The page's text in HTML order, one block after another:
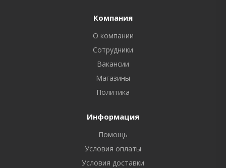
Компания
О компании
Сотрудники
Вакансии
Магазины
Политика
Информация
Помощь
Условия оплаты
Условия доставки